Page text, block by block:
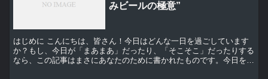
みビールの極意”
はじめに こんにちは、皆さん！今日はどんな一日を過ごしています
か？もし、今日が「まあまあ」だったり、「そこそこ」だったりする
なら、この記事はまさにあなたのために書かれたものです。今日を